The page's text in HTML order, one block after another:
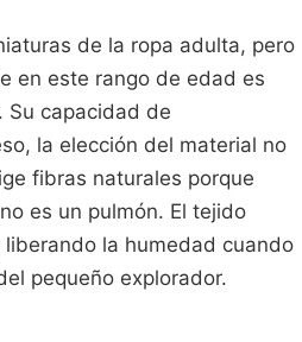
de la ropa adulta, pero
en este rango de edad es
Su capacidad de
la elección del material no
fibras naturales porque
es un pulmón. El tejido
la humedad cuando
pequeño explorador.